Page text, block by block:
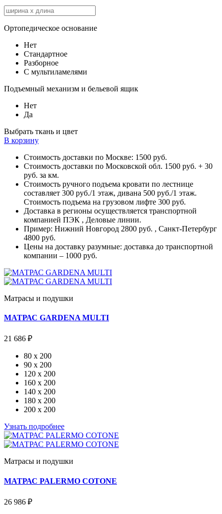
Ортопедическое основание
Нет
Стандартное
Разборное
С мультиламелями
Подъемный механизм и бельевой ящик
Нет
Да
Выбрать ткань и цвет
В корзину
Стоимость доставки по Москве: 1500 руб.
Стоимость доставки по Московской обл. 1500 руб. + 30
руб. за км.
Стоимость ручного подъема кровати по лестнице
составляет 300 руб./1 этаж, дивана 500 руб./1 этаж.
Стоимость подъема на грузовом лифте 300 руб.
Доставка в регионы осуществляется транспортной
компанией ПЭК , Деловые линии.
Пример: Нижний Новгород 2800 руб. , Санкт-Петербург
4800 руб.
Цены на доставку разумные: доставка до транспортной
компании – 1000 руб.
Матрасы и подушки
МАТРАС GARDENA MULTI
21 686 ₽
80 x 200
90 x 200
120 x 200
160 x 200
140 x 200
180 x 200
200 x 200
Узнать подробнее
Матрасы и подушки
МАТРАС PALERMO COTONE
26 986 ₽